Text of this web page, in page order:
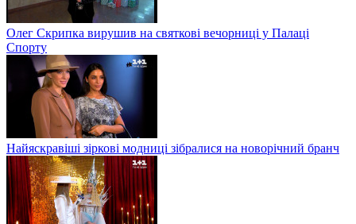
Олег Скрипка вирушив на святкові вечорниці у Палаці
Спорту
Найяскравіші зіркові модниці зібралися на новорічний бранч